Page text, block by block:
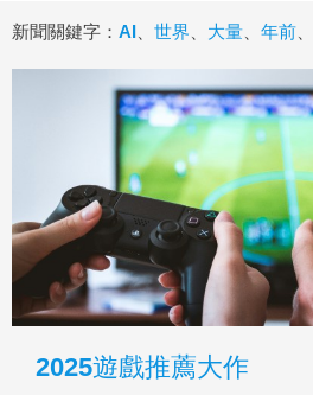
新聞關鍵字： AI 世界 大量 年前
2025遊戲推薦大作